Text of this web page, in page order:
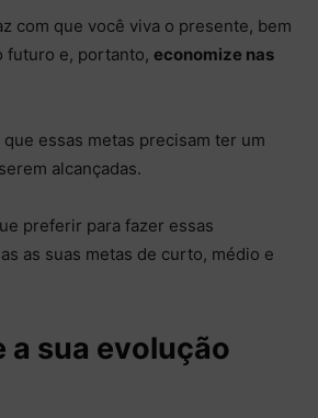
com que você viva o presente, bem
futuro e, portanto, economize nas
essas metas precisam ter um
alcançadas.
preferir para fazer essas
as suas metas de curto, médio e
a sua evolução